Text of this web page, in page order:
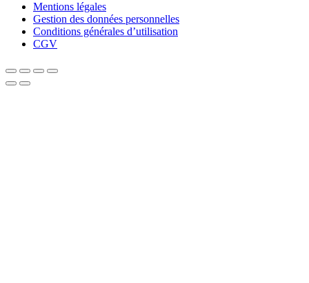
Mentions légales
Gestion des données personnelles
Conditions générales d’utilisation
CGV